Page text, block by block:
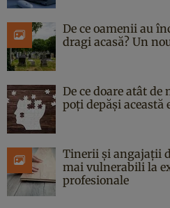
De ce oamenii au
dragi acasă? Un
De ce doare atât
poți depăși această
Tinerii și angajații
mai vulnerabili la
profesionale